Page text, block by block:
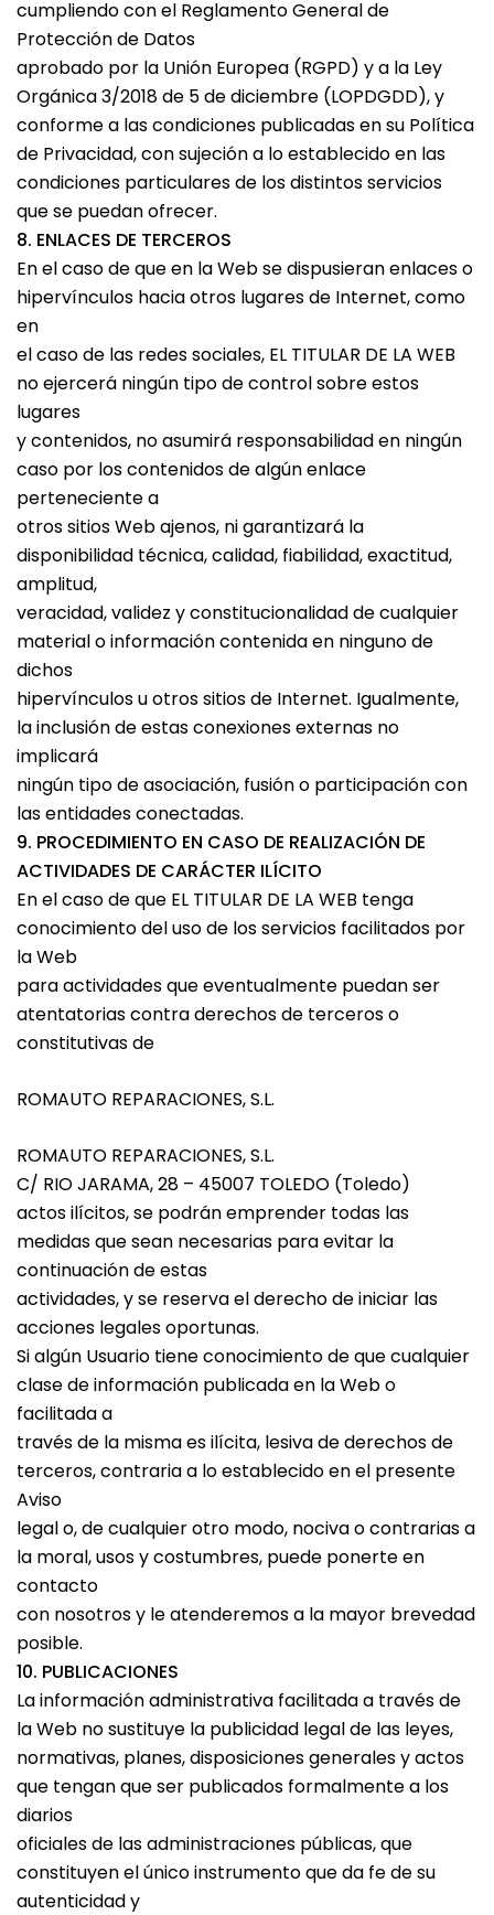
cumpliendo con el Reglamento General de
Protección de Datos
aprobado por la Unión Europea (RGPD) y a la Ley
Orgánica 3/2018 de 5 de diciembre (LOPDGDD), y
conforme a las condiciones publicadas en su Política
de Privacidad, con sujeción a lo establecido en las
condiciones particulares de los distintos servicios
que se puedan ofrecer.
8. ENLACES DE TERCEROS
En el caso de que en la Web se dispusieran enlaces o
hipervínculos hacia otros lugares de Internet, como
en
el caso de las redes sociales, EL TITULAR DE LA WEB
no ejercerá ningún tipo de control sobre estos
lugares
y contenidos, no asumirá responsabilidad en ningún
caso por los contenidos de algún enlace
perteneciente a
otros sitios Web ajenos, ni garantizará la
disponibilidad técnica, calidad, fiabilidad, exactitud,
amplitud,
veracidad, validez y constitucionalidad de cualquier
material o información contenida en ninguno de
dichos
hipervínculos u otros sitios de Internet. Igualmente,
la inclusión de estas conexiones externas no
implicará
ningún tipo de asociación, fusión o participación con
las entidades conectadas.
9. PROCEDIMIENTO EN CASO DE REALIZACIÓN DE
ACTIVIDADES DE CARÁCTER ILÍCITO
En el caso de que EL TITULAR DE LA WEB tenga
conocimiento del uso de los servicios facilitados por
la Web
para actividades que eventualmente puedan ser
atentatorias contra derechos de terceros o
constitutivas de
ROMAUTO REPARACIONES, S.L.
ROMAUTO REPARACIONES, S.L.
C/ RIO JARAMA, 28 – 45007 TOLEDO (Toledo)
actos ilícitos, se podrán emprender todas las
medidas que sean necesarias para evitar la
continuación de estas
actividades, y se reserva el derecho de iniciar las
acciones legales oportunas.
Si algún Usuario tiene conocimiento de que cualquier
clase de información publicada en la Web o
facilitada a
través de la misma es ilícita, lesiva de derechos de
terceros, contraria a lo establecido en el presente
Aviso
legal o, de cualquier otro modo, nociva o contrarias a
la moral, usos y costumbres, puede ponerte en
contacto
con nosotros y le atenderemos a la mayor brevedad
posible.
10. PUBLICACIONES
La información administrativa facilitada a través de
la Web no sustituye la publicidad legal de las leyes,
normativas, planes, disposiciones generales y actos
que tengan que ser publicados formalmente a los
diarios
oficiales de las administraciones públicas, que
constituyen el único instrumento que da fe de su
autenticidad y